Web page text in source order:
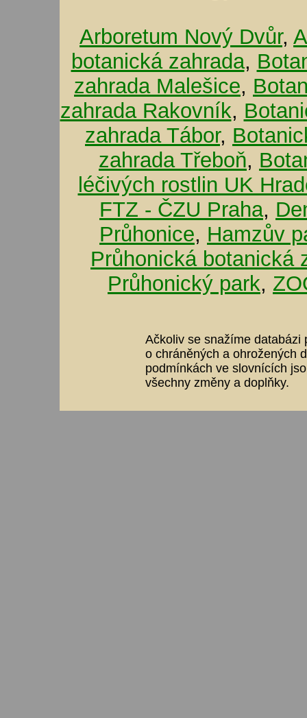
Arboretum Nový Dvůr,
botanická zahrada,
zahrada Malešice,
zahrada Rakovník,
zahrada Tábor,
zahrada Třeboň,
léčivých rostlin UK
FTZ - ČZU Praha,
Průhonice, Hamzův
Průhonická botanická
Průhonický park,
Ačkoliv se snažíme databázi
o chráněných a ohrožených
podmínkách ve slovnících
všechny změny a doplňky.